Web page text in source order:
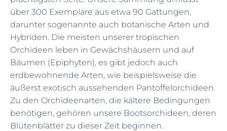
über 300 Exemplare aus etwa 90 Gattungen,
darunter sogenannte auch botanische Arten und
Hybriden. Die meisten unserer tropischen
Orchideen leben in Gewächshäusern und auf
Bäumen (Epiphyten), es gibt jedoch auch
erdbewohnende Arten, wie beispielsweise die
äußerst exotisch aussehenden Pantoffelorchideen.
Zu den Orchideenarten, die kältere Bedingungen
benötigen, gehören unsere Bootsorchideen, deren
Blütenblätter zu dieser Zeit beginnen.